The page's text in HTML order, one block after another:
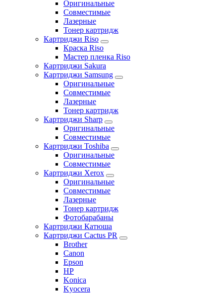
Оригинальные
Совместимые
Лазерные
Тонер картридж
Картриджи Riso
Краска Riso
Мастер пленка Riso
Картриджи Sakura
Картриджи Samsung
Оригинальные
Совместимые
Лазерные
Тонер картридж
Картриджи Sharp
Оригинальные
Совместимые
Картриджи Toshiba
Оригинальные
Совместимые
Картриджи Xerox
Оригинальные
Совместимые
Лазерные
Тонер картридж
Фотобарабаны
Картриджи Катюша
Картриджи Cactus PR
Brother
Canon
Epson
HP
Konica
Kyocera